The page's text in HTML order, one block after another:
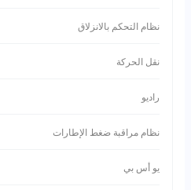
نظام التحكم بالانزلاق
نقل الحركة
راديو
نظام مراقبة ضغط الإطارات
يو أس بي